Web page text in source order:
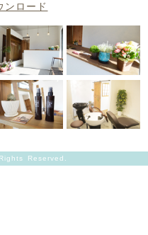
ンロード
Reserved.